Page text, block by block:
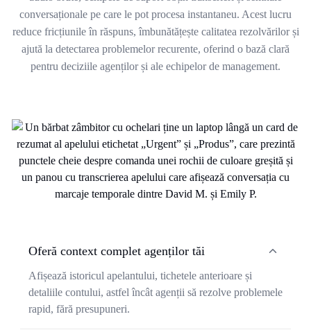
conversaționale pe care le pot procesa instantaneu. Acest lucru
reduce fricțiunile în răspuns, îmbunătățește calitatea rezolvărilor și
ajută la detectarea problemelor recurente, oferind o bază clară
pentru deciziile agenților și ale echipelor de management.
Oferă context complet agenților tăi
Afișează istoricul apelantului, tichetele anterioare și
detaliile contului, astfel încât agenții să rezolve problemele
rapid, fără presupuneri.